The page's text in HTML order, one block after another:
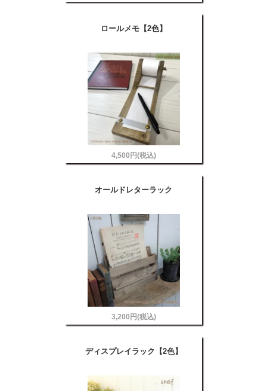
ロールメモ【2色】
4,500円(税込)
オールドレターラック
3,200円(税込)
ディスプレイラック【2色】